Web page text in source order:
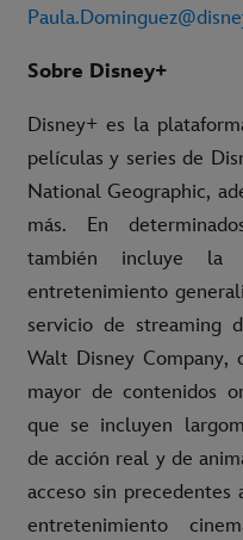
Sobre Disney+
Disney+ es la
películas y series de
National Geographic,
más. En
también incluye la
entretenimiento
servicio de streaming
Walt Disney Company,
mayor de contenidos
que se incluyen
de acción real y de
acceso sin
entretenimiento